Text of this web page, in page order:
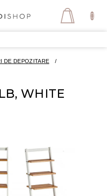
COŞ
DE DEPOZITARE
/
WHITE